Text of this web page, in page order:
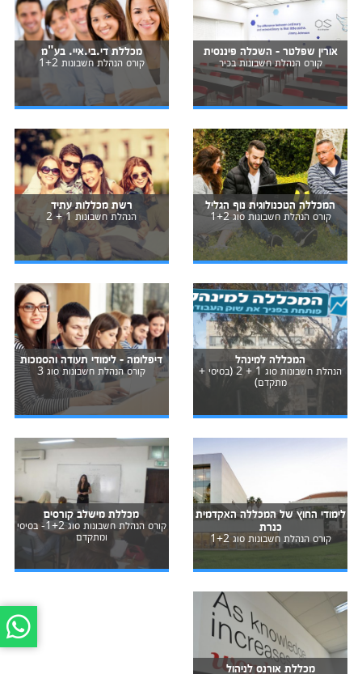
אורין שפלטר - השכלה פיננסית
קורס הנהלת חשבונות בכיר
מכללת די.בי.איי. בע"מ
קורס הנהלת חשבונות 1+2
המכללה הטכנולוגית נוף הגליל
קורס הנהלת חשבונות סוג 1+2
רשת מכללות עתיד
הנהלת חשבונות 1 + 2
המכללה למינהל
הנהלת חשבונות סוג 1 + 2 (בסיסי +
מתקדם)
דיפלומה - לימודי תעודה והסמכות
קורס הנהלת חשבונות סוג 3
לימודי החוץ של המכללה האקדמית
כנרת
קורס הנהלת חשבונות סוג 1+2
מכללת מישלב קורסים
קורס הנהלת חשבונות סוג 1+2- בסיסי
ומתקדם
מכללת אורנס לניהול